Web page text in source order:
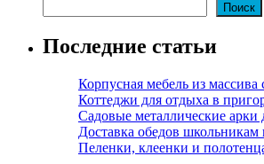
Поиск
Последние статьи
Корпусная мебель из
Коттеджи для отдыха в
Садовые металлические
Доставка обедов школьникам
Пеленки, клеенки и